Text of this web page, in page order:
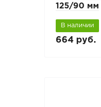
125/90 мм
В наличии
664 руб.